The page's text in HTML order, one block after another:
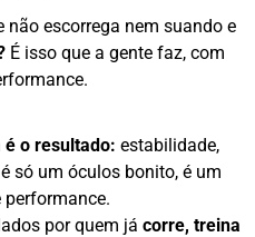
escorrega nem suando e
É isso que a gente faz, com
é o resultado: estabilidade,
só um óculos bonito, é um
performance.
por quem já corre, treina